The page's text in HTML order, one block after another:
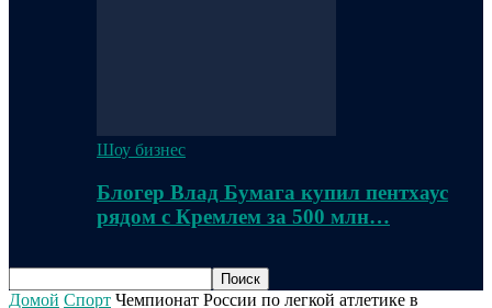
Шоу бизнес
Блогер Влад Бумага купил пентхаус
рядом с Кремлем за 500 млн…
Домой Спорт Чемпионат России по легкой атлетике в